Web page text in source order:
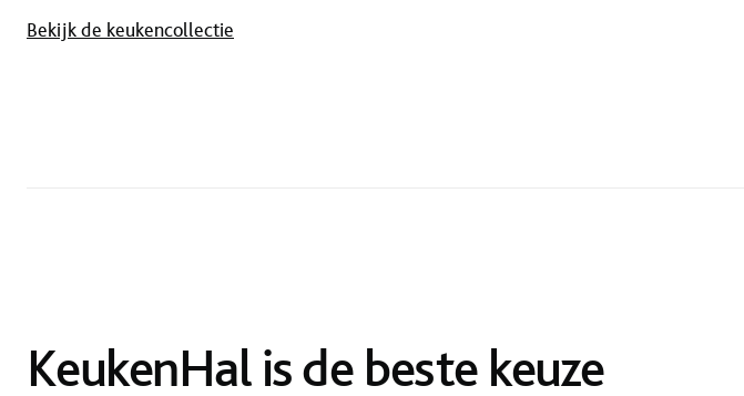
Bekijk de keukencollectie
KeukenHal is de beste keuze